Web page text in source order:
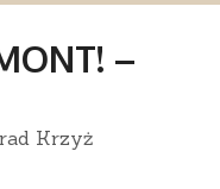
–
Krzyż